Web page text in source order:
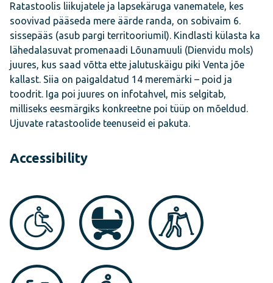
Ratastoolis liikujatele ja lapsekäruga vanematele, kes
soovivad pääseda mere äärde randa, on sobivaim 6.
sissepääs (asub pargi territooriumil). Kindlasti külasta ka
lähedalasuvat promenaadi Lõunamuuli (Dienvidu mols)
juures, kus saad võtta ette jalutuskäigu piki Venta jõe
kallast. Siia on paigaldatud 14 meremärki – poid ja
toodrit. Iga poi juures on infotahvel, mis selgitab,
milliseks eesmärgiks konkreetne poi tüüp on mõeldud.
Ujuvate ratastoolide teenuseid ei pakuta.
Accessibility